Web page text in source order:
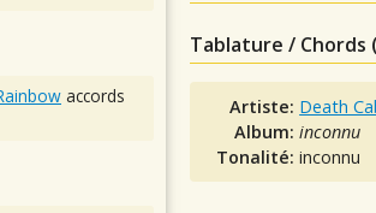
Tablature / Chords
Artiste: Death
Album:inconnu
Tonalité:inconnu
accords